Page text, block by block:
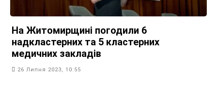
На Житомирщині погодили 6
надкластерних та 5 кластерних
медичних закладів
26 Липня 2023, 10:55